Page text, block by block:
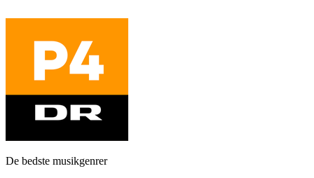
De bedste musikgenrer